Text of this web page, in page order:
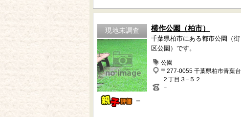
現地未調査
－
横作公園（柏市）
千葉県柏市にある都市公園（街
区公園）です。
公園
〒277-0055 千葉県柏市青葉台
２丁目３−５２
－